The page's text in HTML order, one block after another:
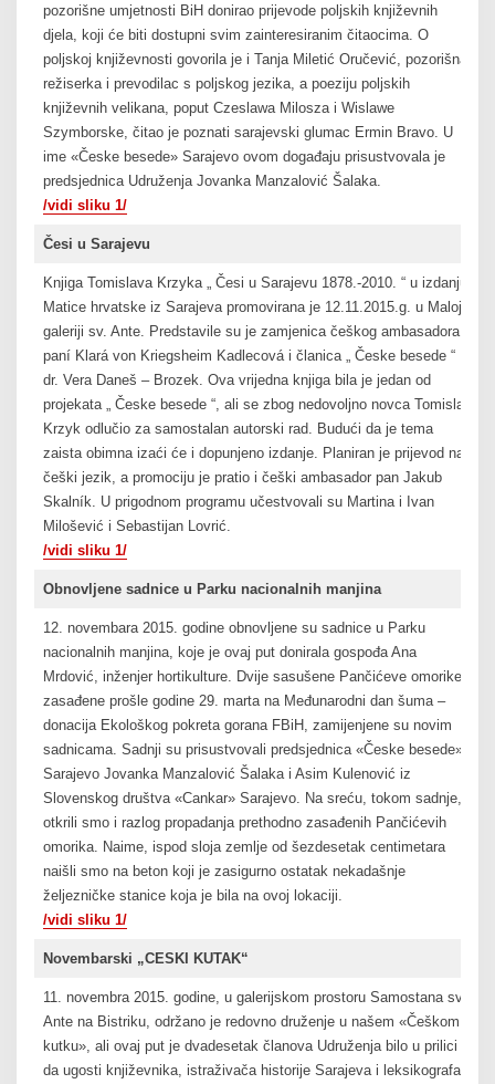
pozorišne umjetnosti BiH donirao prijevode poljskih književnih
djela, koji će biti dostupni svim zainteresiranim čitaocima. O
poljskoj književnosti govorila je i Tanja Miletić Oručević, pozorišna
režiserka i prevodilac s poljskog jezika, a poeziju poljskih
književnih velikana, poput Czeslawa Milosza i Wislawe
Szymborske, čitao je poznati sarajevski glumac Ermin Bravo. U
ime «Česke besede» Sarajevo ovom događaju prisustvovala je
predsjednica Udruženja Jovanka Manzalović Šalaka.
/vidi sliku 1/
Česi u Sarajevu
Knjiga Tomislava Krzyka „ Česi u Sarajevu 1878.-2010. “ u izdanju
Matice hrvatske iz Sarajeva promovirana je 12.11.2015.g. u Maloj
galeriji sv. Ante. Predstavile su je zamjenica češkog ambasadora
paní Klará von Kriegsheim Kadlecová i članica „ Česke besede “
dr. Vera Daneš – Brozek. Ova vrijedna knjiga bila je jedan od
projekata „ Česke besede “, ali se zbog nedovoljno novca Tomislav
Krzyk odlučio za samostalan autorski rad. Budući da je tema
zaista obimna izaći će i dopunjeno izdanje. Planiran je prijevod na
češki jezik, a promociju je pratio i češki ambasador pan Jakub
Skalník. U prigodnom programu učestvovali su Martina i Ivan
Milošević i Sebastijan Lovrić.
/vidi sliku 1/
Obnovljene sadnice u Parku nacionalnih manjina
12. novembara 2015. godine obnovljene su sadnice u Parku
nacionalnih manjina, koje je ovaj put donirala gospođa Ana
Mrdović, inženjer hortikulture. Dvije sasušene Pančićeve omorike,
zasađene prošle godine 29. marta na Međunarodni dan šuma –
donacija Ekološkog pokreta gorana FBiH, zamijenjene su novim
sadnicama. Sadnji su prisustvovali predsjednica «Česke besede»
Sarajevo Jovanka Manzalović Šalaka i Asim Kulenović iz
Slovenskog društva «Cankar» Sarajevo. Na sreću, tokom sadnje,
otkrili smo i razlog propadanja prethodno zasađenih Pančićevih
omorika. Naime, ispod sloja zemlje od šezdesetak centimetara
naišli smo na beton koji je zasigurno ostatak nekadašnje
željezničke stanice koja je bila na ovoj lokaciji.
/vidi sliku 1/
Novembarski „CESKI KUTAK“
11. novembra 2015. godine, u galerijskom prostoru Samostana sv.
Ante na Bistriku, održano je redovno druženje u našem «Češkom
kutku», ali ovaj put je dvadesetak članova Udruženja bilo u prilici
da ugosti književnika, istraživača historije Sarajeva i leksikografa